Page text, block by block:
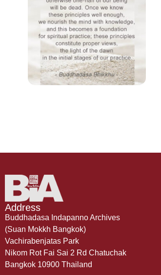
Address
Buddhadasa Indapanno Archives
(Suan Mokkh Bangkok)
Vachirabenjatas Park
Nikom Rot Fai Sai 2 Rd Chatuchak
Bangkok 10900 Thailand